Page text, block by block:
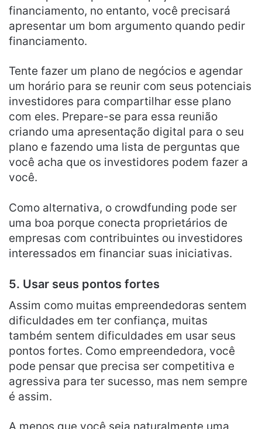
financiamento, no entanto, você precisará
apresentar um bom argumento quando pedir
financiamento.
Tente fazer um plano de negócios e agendar
um horário para se reunir com seus potenciais
investidores para compartilhar esse plano
com eles. Prepare-se para essa reunião
criando uma apresentação digital para o seu
plano e fazendo uma lista de perguntas que
você acha que os investidores podem fazer a
você.
Como alternativa, o crowdfunding pode ser
uma boa porque conecta proprietários de
empresas com contribuintes ou investidores
interessados em financiar suas iniciativas.
5. Usar seus pontos fortes
Assim como muitas empreendedoras sentem
dificuldades em ter confiança, muitas
também sentem dificuldades em usar seus
pontos fortes. Como empreendedora, você
pode pensar que precisa ser competitiva e
agressiva para ter sucesso, mas nem sempre
é assim.
A menos que você seja naturalmente uma